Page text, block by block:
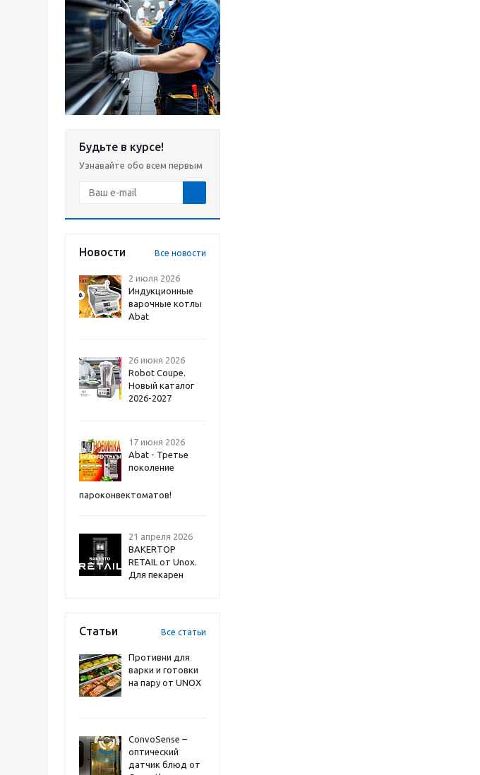
Будьте в курсе!
Узнавайте обо всем первым
Новости Все новости
2 июля 2026
Индукционные
варочные котлы
Abat
26 июня 2026
Robot Coupe.
Новый каталог
2026-2027
17 июня 2026
Abat - Третье
поколение
пароконвектоматов!
21 апреля 2026
BAKERTOP
RETAIL от Unox.
Для пекарен
Статьи Все статьи
Противни для
варки и готовки
на пару от UNOX
ConvoSense –
оптический
датчик блюд от